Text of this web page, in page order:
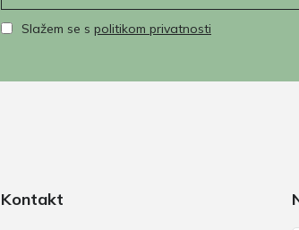
Slažem se s politikom privatnosti
Kontakt